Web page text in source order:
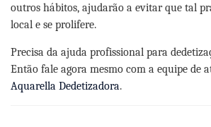
outros hábitos, ajudarão a evitar que tal
local e se prolifere.
Precisa da ajuda profissional para
Então fale agora mesmo com a equipe de
Aquarella Dedetizadora.